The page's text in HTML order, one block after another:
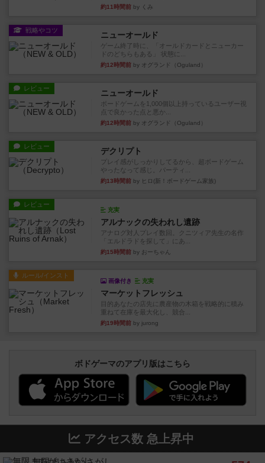
約11時間前 by くみ
戦略やコツ ニューオールド
ゲーム終了時に、「オールドカードとニューカー
ドのどちらもある」 状態に...
約12時間前 by オグランド（Oguland）
レビュー ニューオールド
ボードゲームを1,000個以上持っているユーザー視
点で良かった点と悪か...
約12時間前 by オグランド（Oguland）
レビュー デクリプト
プレイ感がしっかりしてるから、超ボードゲーム
やったなって感じ。パーティ...
約13時間前 by ヒロ(新！ボードゲーム家族)
レビュー
充実
アルナックの失われし遺跡
アナログ対人プレイ数回。クニツィア先生の名作
「エルドラドを探して」にあ...
約15時間前 by おーちゃん
ルール/インスト
画像付き 充実
マーケットフレッシュ
目的あなたの店先に農産物の木箱を戦略的に積み
重ねて在庫を最大化し、競合...
約19時間前 by jurong
ボドゲーマのアプリ版はこちら
アクセス数 急上昇中